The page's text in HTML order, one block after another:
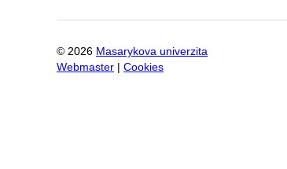
© 2026 Masarykova univerzita
Webmaster
Cookies